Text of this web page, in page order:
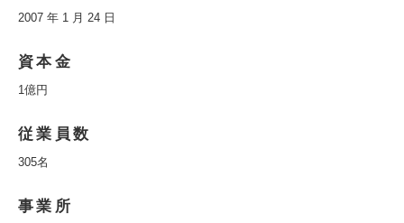
2007 年 1 月 24 日
資本金
1億円
従業員数
305名
事業所